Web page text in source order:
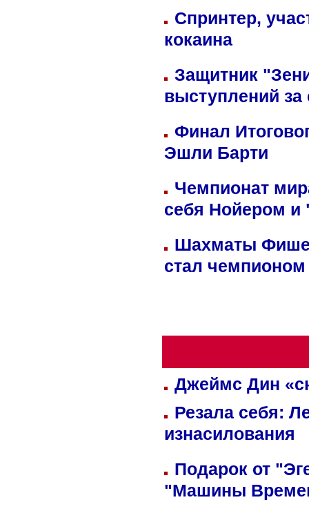
Спринтер,
кокаина
Защитник
выступлений
Финал
Эшли Барти
Чемпионат
себя Нойером и
Шахматы
стал
Джеймс Дин
Резала себя:
изнасилования
Подарок от
"Машины